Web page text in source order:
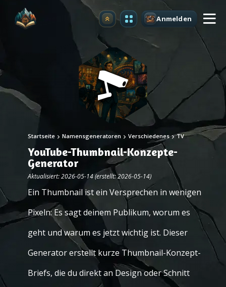
Upgrade Anmelden
Startseite Namensgeneratoren Verschiedenes TV
YouTube-Thumbnail-Konzepte-
Generator
Aktualisiert: 2026-05-14 (erstellt: 2026-05-14)
Ein Thumbnail ist ein Versprechen in wenigen
Pixeln: Es sagt deinem Publikum, worum es
geht und warum es jetzt wichtig ist. Dieser
Generator erstellt kurze Thumbnail-Konzept-
Briefs, die du direkt an Design oder Schnitt